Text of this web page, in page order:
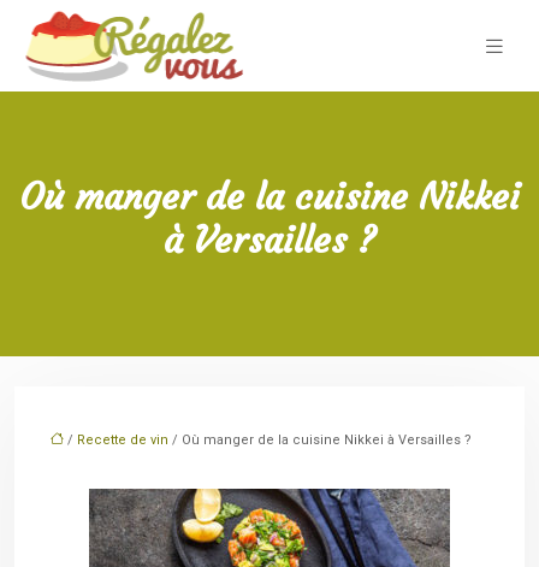
Où manger de la cuisine Nikkei
à Versailles ?
/ Recette de vin / Où manger de la cuisine Nikkei à Versailles ?